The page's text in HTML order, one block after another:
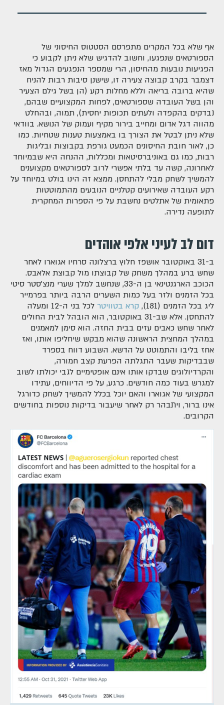
אף שלא בכל המקרים מתפרסם הסטטוס החיסוני של
הספורטאים שנפגעו, וחשוב להדגיש שלא ניתן לקבוע כי
הפגיעות נובעות מהחיסון, הרי שמספר הנפגעים הגדול מאז
דצמבר בקרב קבוצה צעירה זו, שישנן סיבות רבות להניח
שהיא ברובה בריאה וללא מחלות רקע (הן בשל גילם הצעיר
והן בשל העובדה שספורטאים, לפחות המקצועיים שבהם,
נבדקים בהקפדה ולעתים תכופות יחסית), תמוה, ובהחלט
מהווה דגל אדום ומחייב בירור מקיף ועמוק של הנושא. בוודאי
שלא ניתן לבטל את הצורך בו באמצעות טענות שטחיות. כמו
כן, לאור חובת החיסונים הכמעט גורפת בקבוצות ובליגות
רבות, כמו גם באוניברסיטאות ומכללות, ההנחה היא שבמיוחד
לאחרונה, קשה עד בלתי אפשרי לרוב לספורטאים מקצוענים
להמשיך לשחק מבלי להתחסן. ממצא זה הינו בולט במיוחד על
רקע העובדה שאירועים קטלניים הנובעים מהתמוטטות
פתאומית של אתלטים נחשבת על פי הספרות המחקרית
לתופעה נדירה.
דום לב לעיני אלפי אוהדים
ב-31 באוקטובר אושפז חלוץ ברצלונה סרחיו אגוארו לאחר
שחש ברע במהלך משחק של קבוצתו מול קבוצת אלאבס.
הכוכב הארגנטינאי בן ה-33, שנחשב למלך שערי מנצ'סטר סיטי
בכל הזמנים ולזר בעל כמות השערים הרבה ביותר בפרמייר
ליג בכל הזמנים (181),
קרא בטוויטר
לכל בני ה-12 ומעלה
להתחסן. אלא שב-31 באוקטובר, הוא הובהל לבית החולים
לאחר שחש כאבים עזים בבית החזה. הוא סימן למאמנים
במהלך המחצית הראשונה שהוא מבקש שיחליפו אותו, ואז
אחז בליבו והתמוטט על הדשא. השבוע דווח בספרד
שבבדיקות שעבר התגלתה הפרעת קצב חמורה,
והקרדיולוגים שבדקו אותו אינם אופטימיים לגבי יכולתו לשוב
למגרש בעוד כמה חודשים. כרגע, על פי הדיווחים, עתידו
המקצועי של אגוארו והאם יוכל בכלל להמשיך לשחק כדורגל
אינו ברור, ויתבהר רק לאחר שיעבור בדיקות נוספות בחודשים
הקרובים.